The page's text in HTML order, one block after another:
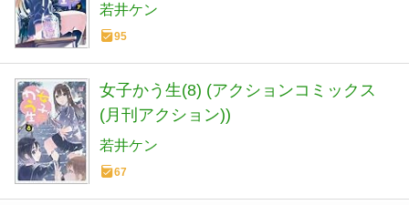
若井ケン
95
女子かう生(8) (アクションコミックス
(月刊アクション))
若井ケン
67